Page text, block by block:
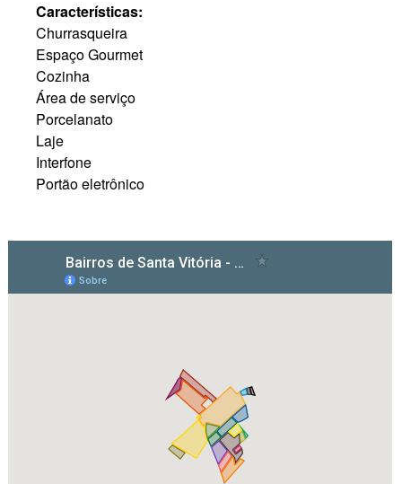
Características:
Churrasqueira
Espaço Gourmet
Cozinha
Área de serviço
Porcelanato
Laje
Interfone
Portão eletrônico